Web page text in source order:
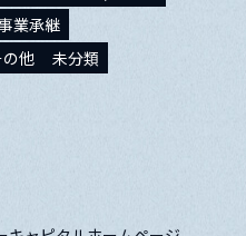
業承継
の他 未分類